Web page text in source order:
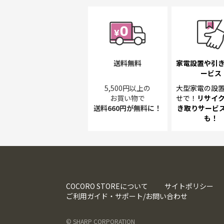
送料無料
5,500円以上の
お買い物で
送料660円が無料に！
家電設置や引
ービス
大型家電の設
せで！ リサイ
き取りサービ
も！
COCORO STOREについて
サイトポリシー
ご利用ガイド・サポート/お問い合わせ
© SHARP CORPORATION